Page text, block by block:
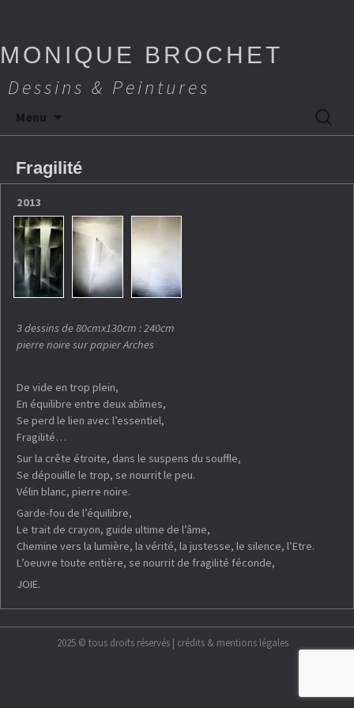
MONIQUE BROCHET
Dessins & Peintures
Menu
contenu
Fragilité
2013
3 dessins de 80cmx130cm : 240cm
pierre noire sur papier Arches
De vide en trop plein,
En équilibre entre deux abîmes,
Se perd le lien avec l’essentiel,
Fragilité…
Sur la crête étroite, dans le suspens du souffle,
Se dépouille le trop, se nourrit le peu.
Vélin blanc, pierre noire.
Garde-fou de l’équilibre,
Le trait de crayon, guide ultime de l’âme,
Chemine vers la lumière, la vérité, la justesse, le silence, l’Etre.
L’oeuvre toute entière, se nourrit de fragilité féconde,
JOIE.
2025 © tous droits réservés | crédits & mentions légales